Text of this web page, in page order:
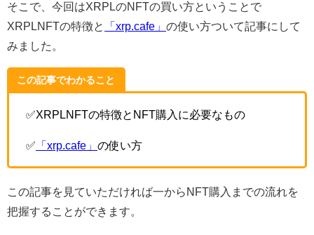
そこで、今回はXRPLのNFTの買い方ということで
XRPLNFTの特徴と
「xrp.cafe」 の使い方ついて記事にして
みました。
この記事でわかること
✅XRPLNFTの特徴とNFT購入に必要なもの
✅ 「xrp.cafe」 の使い方
この記事を見ていただければ一からNFT購入までの流れを
把握することができます。